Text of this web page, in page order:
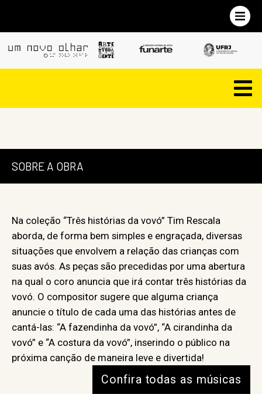
SOBRE A OBRA
Na coleção “Três histórias da vovó” Tim Rescala
aborda, de forma bem simples e engraçada, diversas
situações que envolvem a relação das crianças com
suas avós. As peças são precedidas por uma abertura
na qual o coro anuncia que irá contar três histórias da
vovó. O compositor sugere que alguma criança
anuncie o título de cada uma das histórias antes de
cantá-las: “A fazendinha da vovó”, “A cirandinha da
vovó” e “A costura da vovó”, inserindo o público na
próxima canção de maneira leve e divertida!
Confira todas as músicas